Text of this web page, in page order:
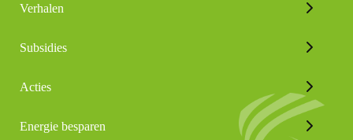
Verhalen
Subsidies
Acties
Energie besparen